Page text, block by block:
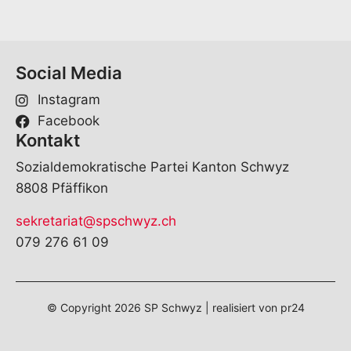
Social Media
Instagram
Facebook
Kontakt
Sozialdemokratische Partei Kanton Schwyz
8808 Pfäffikon
sekretariat@spschwyz.ch
079 276 61 09
© Copyright 2026 SP Schwyz | realisiert von pr24